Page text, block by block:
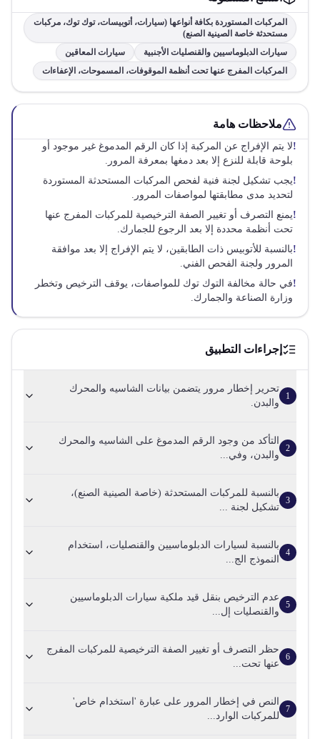
المركبات المستوردة بكافة أنواعها (سيارات، أتوبيسات، توك توك، مركبات
مستحدثة خاصة الصينية الصنع)
سيارات الدبلوماسيين والقنصليات الأجنبية
سيارات المعاقين
المركبات المفرج عنها تحت أنظمة الموقوفات، المسموحات، الإعفاءات
ملاحظات هامة
!لا يتم الإفراج عن المركبة إذا كان الرقم المدموغ غير موجود أو
بلوحة قابلة للنزع إلا بعد دمغها بمعرفة المرور.
!يجب تشكيل لجنة فنية لفحص المركبات المستحدثة المستوردة
لتحديد مدى مطابقتها لمواصفات المرور.
!يمنع التصرف أو تغيير الصفة الترخيصية للمركبات المفرج عنها
تحت أنظمة محددة إلا بعد الرجوع للجمارك.
!بالنسبة للأتوبيس ذات الطابقين، لا يتم الإفراج إلا بعد موافقة
المرور ولجنة الفحص الفني.
!في حالة مخالفة التوك توك للمواصفات، يوقف الترخيص وتخطر
وزارة الصناعة والجمارك.
إجراءات التطبيق
1
تحرير إخطار مرور يتضمن بيانات الشاسيه والمحرك
والبدن.
2
التأكد من وجود الرقم المدموغ على الشاسيه والمحرك
والبدن، وفي...
3
بالنسبة للمركبات المستحدثة (خاصة الصينية الصنع)،
تشكيل لجنة ...
4
بالنسبة لسيارات الدبلوماسيين والقنصليات، استخدام
النموذج الج...
5
عدم الترخيص بنقل قيد ملكية سيارات الدبلوماسيين
والقنصليات إل...
6
حظر التصرف أو تغيير الصفة الترخيصية للمركبات المفرج
عنها تحت...
7
النص في إخطار المرور على عبارة 'استخدام خاص'
للمركبات الوارد...